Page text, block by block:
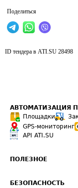
Поделиться
ID тендера в ATI.SU 28498
АВТОМАТИЗАЦИЯ
Площадки
GPS-мониторинг
API ATI.SU
ПОЛЕЗНОЕ
БЕЗОПАСНОСТЬ